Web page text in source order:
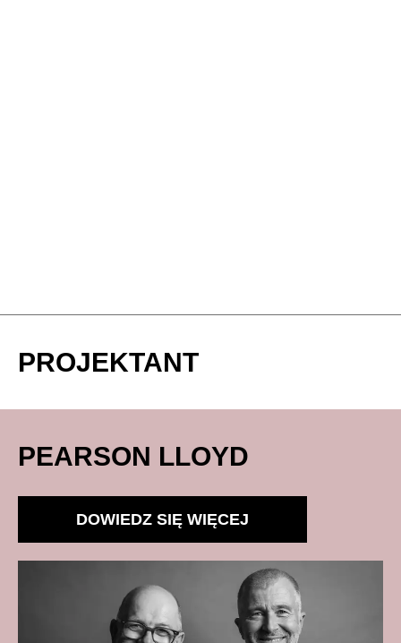
PROJEKTANT
PEARSON LLOYD
DOWIEDZ SIĘ WIĘCEJ